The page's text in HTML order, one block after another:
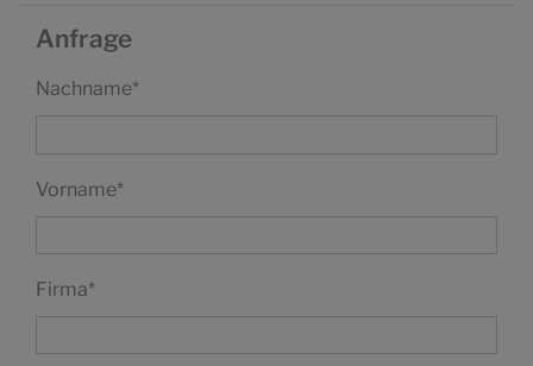
Anfrage
Nachname*
Vorname*
Firma*